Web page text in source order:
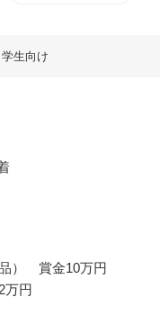
学生向け
） 賞金10万円
万円